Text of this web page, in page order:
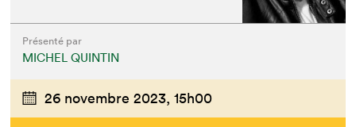
Présenté par
MICHEL QUINTIN
26 novembre 2023, 15h00